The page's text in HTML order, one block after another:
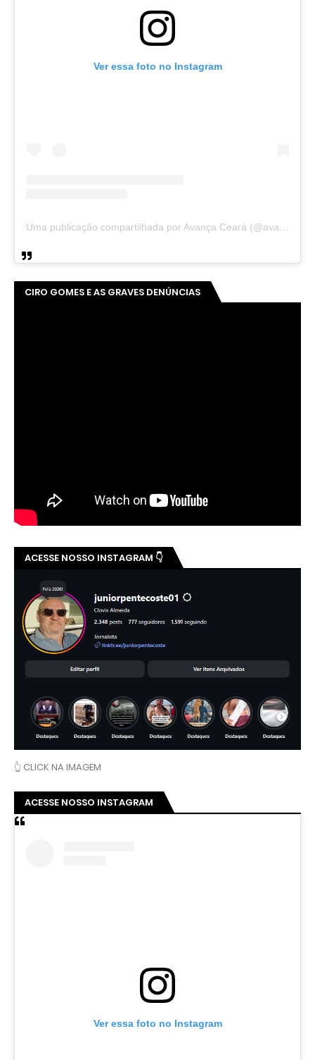
Ver essa foto no Instagram
Uma publicação compartilhada por Avança Ceará (@avancaceara)
CIRO GOMES E AS GRAVES DENÚNCIAS
ACESSE NOSSO INSTAGRAM 👇
👆 CLICK NA IMAGEM
ACESSE NOSSO INSTAGRAM
Ver essa foto no Instagram